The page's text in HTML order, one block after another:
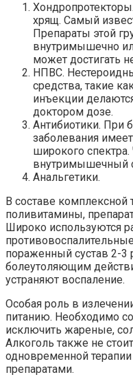
хрящ. Самый
Препараты этой
внутримышечно
может достигать
НПВС.
средства, такие
инъекции
доктором дозе.
Антибиотики. При
заболевания
широкого
внутримышечный
Анальгетики.
В составе комплексной
поливитамины,
Широко используются
пораженный сустав 2-3
болеутоляющим
устраняют воспаление.
Особая роль в
питанию. Необходимо
исключить жареные,
Алкоголь также не
одновременной
препаратами.